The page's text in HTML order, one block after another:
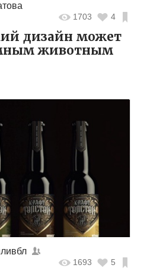
1703 4
дизайн может
животным
1693 5